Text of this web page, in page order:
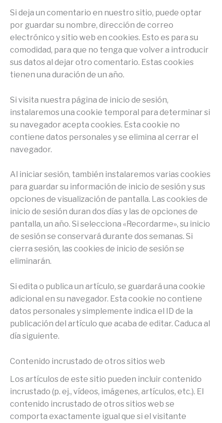
Si deja un comentario en nuestro sitio, puede optar
por guardar su nombre, dirección de correo
electrónico y sitio web en cookies. Esto es para su
comodidad, para que no tenga que volver a introducir
sus datos al dejar otro comentario. Estas cookies
tienen una duración de un año.
Si visita nuestra página de inicio de sesión,
instalaremos una cookie temporal para determinar si
su navegador acepta cookies. Esta cookie no
contiene datos personales y se elimina al cerrar el
navegador.
Al iniciar sesión, también instalaremos varias cookies
para guardar su información de inicio de sesión y sus
opciones de visualización de pantalla. Las cookies de
inicio de sesión duran dos días y las de opciones de
pantalla, un año. Si selecciona «Recordarme», su inicio
de sesión se conservará durante dos semanas. Si
cierra sesión, las cookies de inicio de sesión se
eliminarán.
Si edita o publica un artículo, se guardará una cookie
adicional en su navegador. Esta cookie no contiene
datos personales y simplemente indica el ID de la
publicación del artículo que acaba de editar. Caduca al
día siguiente.
Contenido incrustado de otros sitios web
Los artículos de este sitio pueden incluir contenido
incrustado (p. ej., vídeos, imágenes, artículos, etc.). El
contenido incrustado de otros sitios web se
comporta exactamente igual que si el visitante